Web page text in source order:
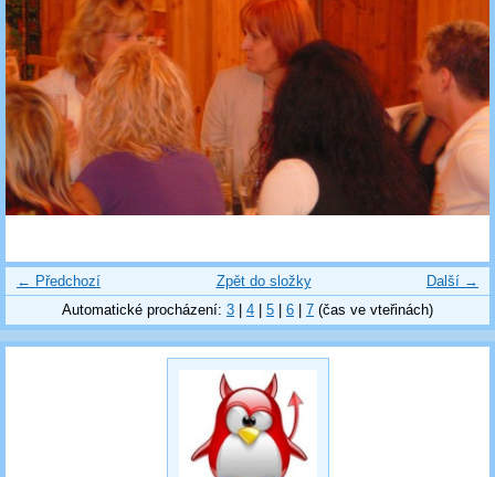
← Předchozí Další →
Zpět do složky
Automatické procházení: 3 4 5 6 7 (čas ve vteřinách)